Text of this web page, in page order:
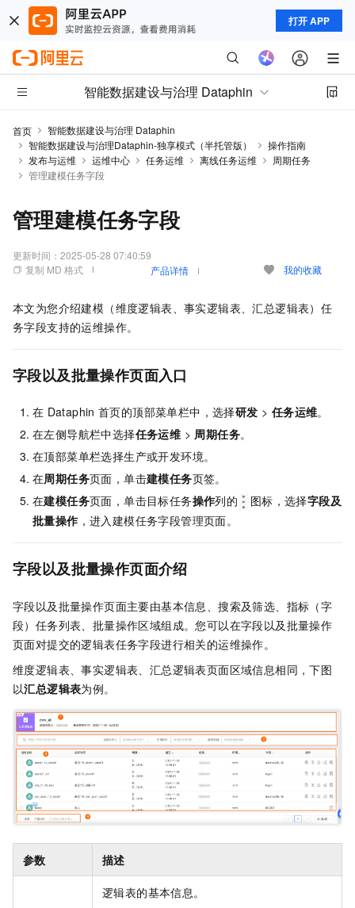
打开 APP
智能数据建设与治理 Dataphin
首页
智能数据建设与治理 Dataphin
智能数据建设与治理Dataphin-独享模式（半托管版）
操作指南
发布与运维
运维中心 任务运维 离线任务运维
周期任务
管理建模任务字段
管理建模任务字段
更新时间： 2025-05-28 07:40:59
复制 MD 格式
产品详情 我的收藏
本文为您介绍建模（维度逻辑表、事实逻辑表、汇总逻辑表）任
务字段支持的运维操作。
字段以及批量操作页面入口
在 Dataphin 首页的顶部菜单栏中，选择研发 > 任务运维。
在左侧导航栏中选择任务运维 > 周期任务。
在顶部菜单栏选择生产或开发环境。
在周期任务页面，单击建模任务页签。
在建模任务页面，单击目标任务操作列的 图标，选择字段及
批量操作 ，进入建模任务字段管理页面。
字段以及批量操作页面介绍
字段以及批量操作页面主要由基本信息、搜索及筛选、指标（字
段）任务列表、批量操作区域组成。您可以在字段以及批量操作
页面对提交的逻辑表任务字段进行相关的运维操作。
维度逻辑表、事实逻辑表、汇总逻辑表页面区域信息相同，下图
以汇总逻辑表为例。
参数 描述
逻辑表的基本信息。